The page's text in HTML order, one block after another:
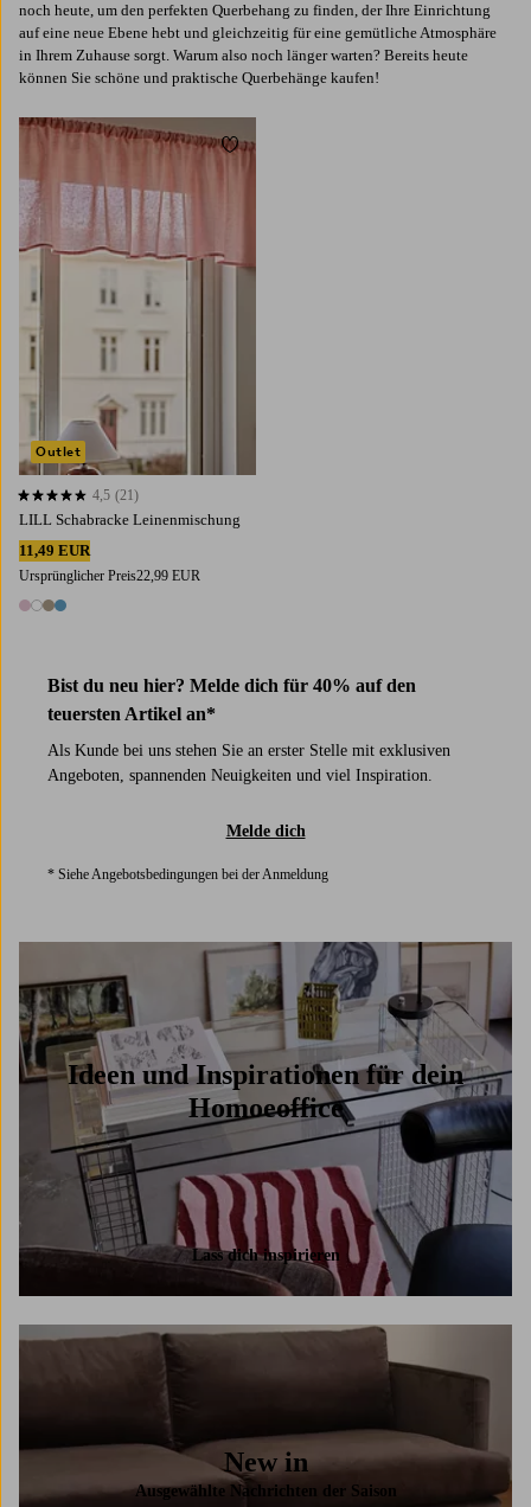
noch heute, um den perfekten Querbehang zu finden, der Ihre Einrichtung
auf eine neue Ebene hebt und gleichzeitig für eine gemütliche Atmosphäre
in Ihrem Zuhause sorgt. Warum also noch länger warten? Bereits heute
können Sie schöne und praktische Querbehänge kaufen!
LILL Schabracke Leinenmischung
11,49 EUR
Ursprünglicher Preis22,99 EUR
4 Farben
4,5 basierend auf 21 Bewertungen
4,5 (21)
Outlet
Zu Favoriten hinzufügen
Bist du neu hier? Melde dich für 40% auf den
teuersten Artikel an*
Als Kunde bei uns stehen Sie an erster Stelle mit exklusiven
Angeboten, spannenden Neuigkeiten und viel Inspiration.
Melde dich
* Siehe Angebotsbedingungen bei der Anmeldung
Ideen und Inspirationen für dein
Homoeoffice
Lass dich inspirieren
New in
Ausgewählte Nachrichten der Saison